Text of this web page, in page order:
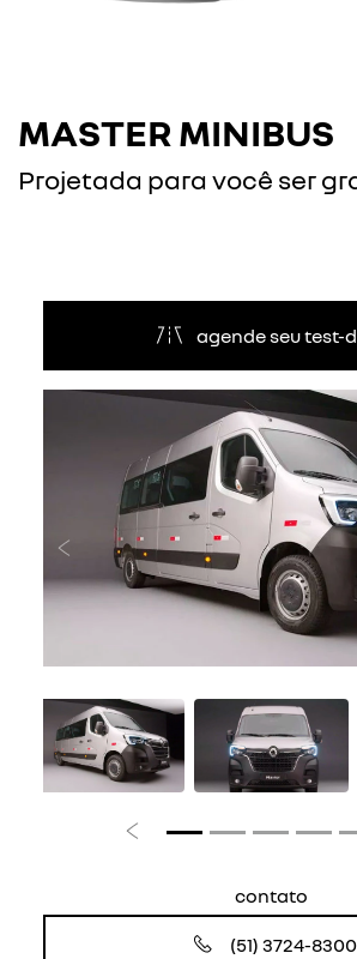
MASTER MINIBUS
Projetada para você ser
agende seu test-
Anterior
Anterior
contato
(51) 3724-8300